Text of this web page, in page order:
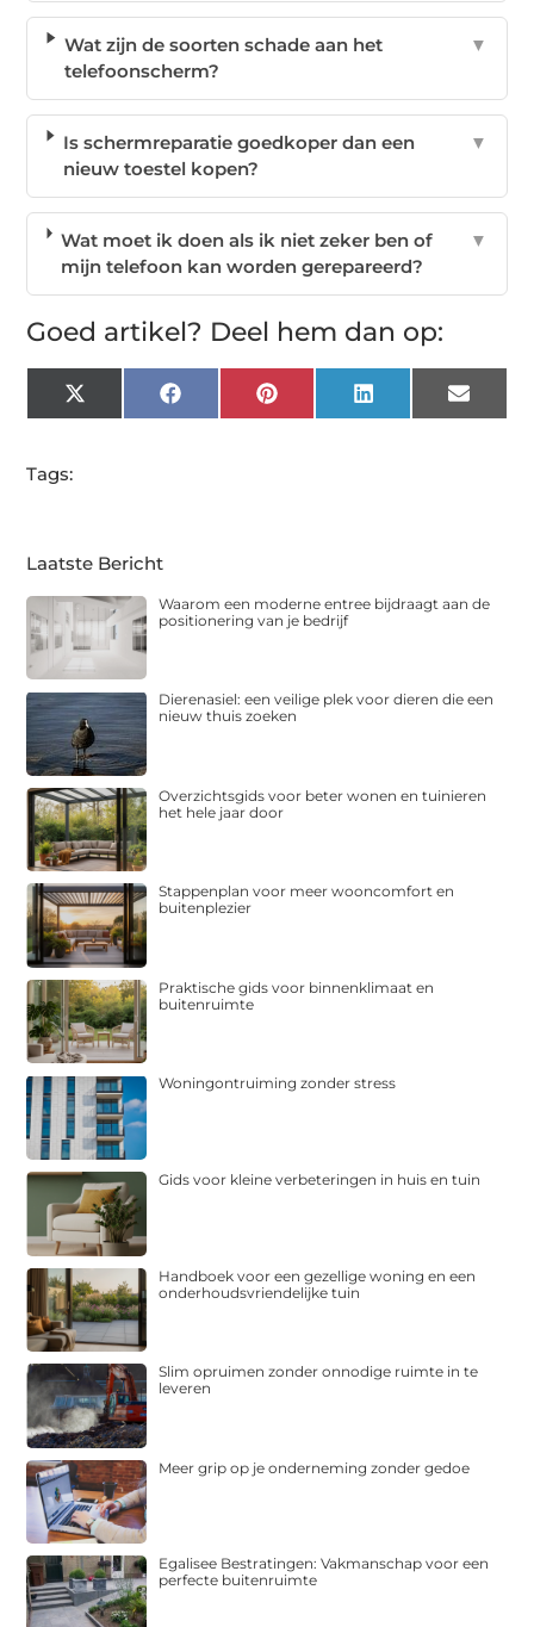
Wat zijn de soorten schade aan het
telefoonscherm?
▼
Is schermreparatie goedkoper dan een
nieuw toestel kopen?
▼
Wat moet ik doen als ik niet zeker ben of
mijn telefoon kan worden gerepareerd?
▼
Goed artikel? Deel hem dan op:
X
(Twitter)
FacebookPinterest LinkedIn Email
Tags:
Laatste Bericht
Waarom een moderne entree bijdraagt aan de
positionering van je bedrijf
Dierenasiel: een veilige plek voor dieren die een
nieuw thuis zoeken
Overzichtsgids voor beter wonen en tuinieren
het hele jaar door
Stappenplan voor meer wooncomfort en
buitenplezier
Praktische gids voor binnenklimaat en
buitenruimte
Woningontruiming zonder stress
Gids voor kleine verbeteringen in huis en tuin
Handboek voor een gezellige woning en een
onderhoudsvriendelijke tuin
Slim opruimen zonder onnodige ruimte in te
leveren
Meer grip op je onderneming zonder gedoe
Egalisee Bestratingen: Vakmanschap voor een
perfecte buitenruimte